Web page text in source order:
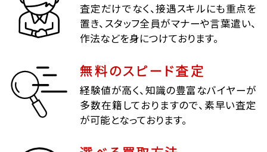
査定だけでなく、接遇スキルにも重点を
置き、スタッフ全員がマナーや言葉遣い、
作法などを身につけております。
無料のスピード査定
経験値が高く、知識の豊富なバイヤーが
多数在籍しておりますので、素早い査定
が可能となっております。